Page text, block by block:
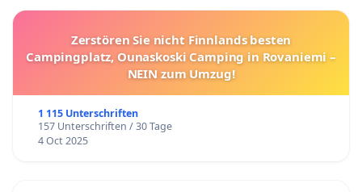
Zerstören Sie nicht Finnlands besten
Campingplatz, Ounaskoski Camping in Rovaniemi –
NEIN zum Umzug!
1 115 Unterschriften
157 Unterschriften / 30 Tage
4 Oct 2025